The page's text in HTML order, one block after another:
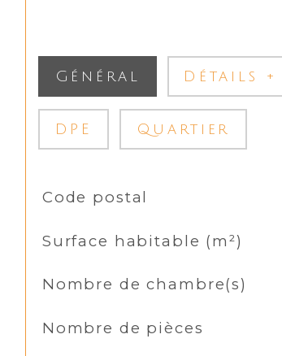
Général Détails +
DPE Quartier
TRAD_SIROCCO_Caracteristique
Code postal
Surface habitable (m²)
Nombre de chambre(s)
Nombre de pièces